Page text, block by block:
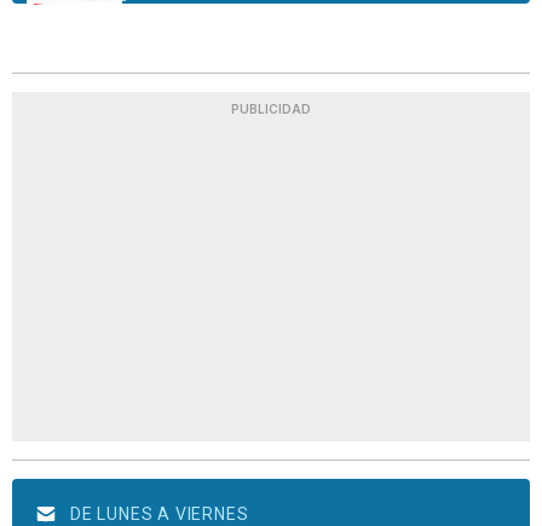
PUBLICIDAD
DE LUNES A VIERNES